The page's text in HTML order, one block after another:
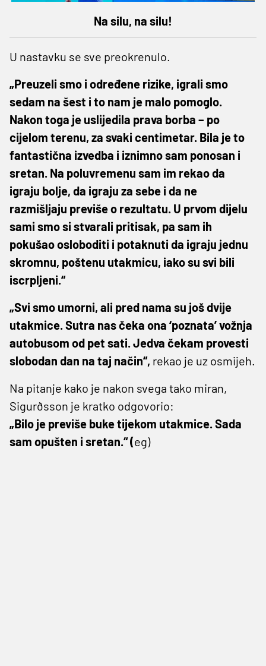
Na silu, na silu!
U nastavku se sve preokrenulo.
„Preuzeli smo i određene rizike, igrali smo
sedam na šest i to nam je malo pomoglo.
Nakon toga je uslijedila prava borba – po
cijelom terenu, za svaki centimetar. Bila je to
fantastična izvedba i iznimno sam ponosan i
sretan. Na poluvremenu sam im rekao da
igraju bolje, da igraju za sebe i da ne
razmišljaju previše o rezultatu. U prvom dijelu
sami smo si stvarali pritisak, pa sam ih
pokušao osloboditi i potaknuti da igraju jednu
skromnu, poštenu utakmicu, iako su svi bili
iscrpljeni.“
„Svi smo umorni, ali pred nama su još dvije
utakmice. Sutra nas čeka ona ‘poznata’ vožnja
autobusom od pet sati. Jedva čekam provesti
slobodan dan na taj način“, rekao je uz osmijeh.
Na pitanje kako je nakon svega tako miran,
Sigurðsson je kratko odgovorio:
„Bilo je previše buke tijekom utakmice. Sada
sam opušten i sretan.“ (eg)